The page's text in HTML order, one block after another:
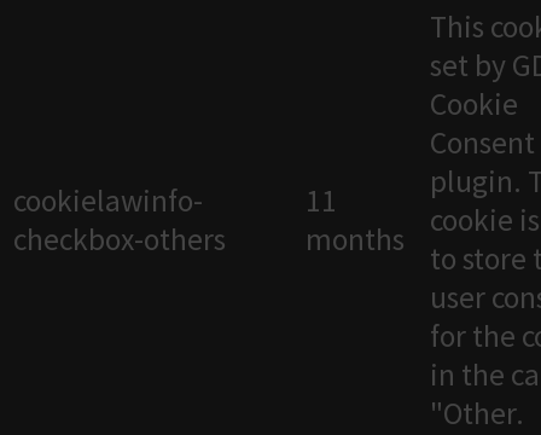
cookielawinfo-
checkbox-others
11
months
This
set by
Cookie
Consent
plugin.
cookie
to store
user
for the
in the
"Other.